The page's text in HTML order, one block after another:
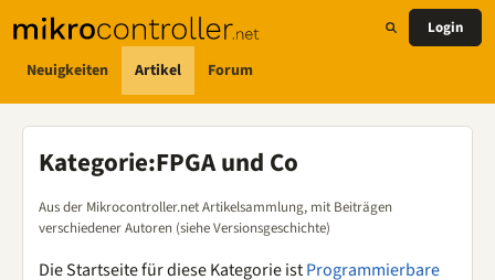
Neuigkeiten Artikel Forum
Login
Kategorie:FPGA und Co
Aus der Mikrocontroller.net Artikelsammlung, mit Beiträgen
verschiedener Autoren (siehe Versionsgeschichte)
Die Startseite für diese Kategorie istProgrammierbare